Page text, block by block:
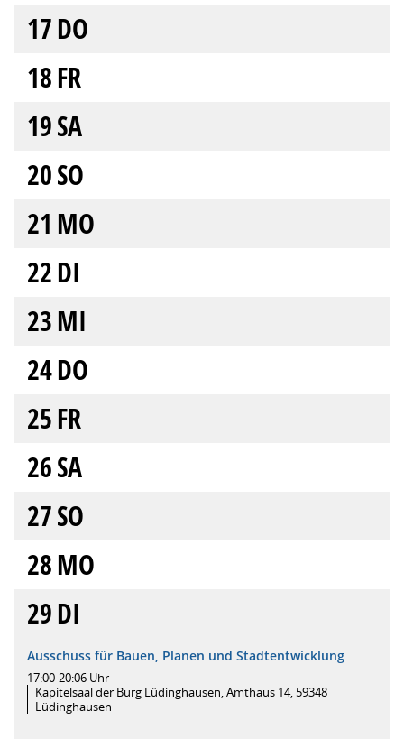
17DO
18FR
19SA
20SO
21 MO
22DI
23MI
24DO
25FR
26SA
27SO
28MO
29DI
Ausschuss für Bauen, Planen und Stadtentwicklung
17:00-20:06 Uhr
Kapitelsaal der Burg Lüdinghausen, Amthaus 14, 59348
Lüdinghausen